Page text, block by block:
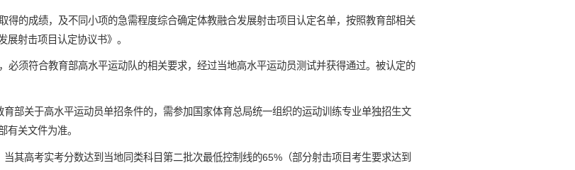
得的成绩，及不同小项的急需程度综合确定体教融合发展射击项目认定名单，按照教育部相关
射击项目认定协议书》。
必须符合教育部高水平运动队的相关要求，经过当地高水平运动员测试并获得通过。被认定的
育部关于高水平运动员单招条件的，需参加国家体育总局统一组织的运动训练专业单独招生文
有关文件为准。
当其高考实考分数达到当地同类科目第二批次最低控制线的65%（部分射击项目考生要求达到